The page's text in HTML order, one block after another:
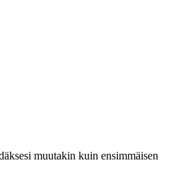
muutakin kuin ensimmäisen